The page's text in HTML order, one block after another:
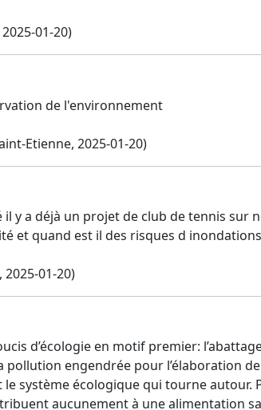
01-20)
de l'environnement
Etienne, 2025-01-20)
il y a déjà un projet de club de tennis sur
et quand est il des risques d
2025-01-20)
d’écologie en motif premier:
pollution engendrée pour l’élaboration
système écologique qui tourne autour.
aucunement à une alimentation